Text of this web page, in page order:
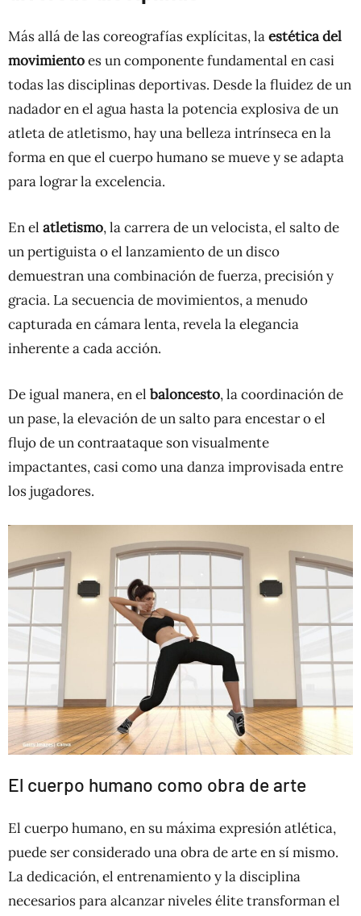
Más allá de las coreografías explícitas, laestética del
movimientoes un componente fundamental en casi
todas las disciplinas deportivas. Desde la fluidez de un
nadador en el agua hasta la potencia explosiva de un
atleta de atletismo, hay una belleza intrínseca en la
forma en que el cuerpo humano se mueve y se adapta
para lograr la excelencia.
En el atletismo, la carrera de un velocista, el salto de
un pertiguista o el lanzamiento de un disco
demuestran una combinación de fuerza, precisión y
gracia. La secuencia de movimientos, a menudo
capturada en cámara lenta, revela la elegancia
inherente a cada acción.
De igual manera, en el baloncesto, la coordinación de
un pase, la elevación de un salto para encestar o el
flujo de un contraataque son visualmente
impactantes, casi como una danza improvisada entre
los jugadores.
El cuerpo humano como obra de arte
El cuerpo humano, en su máxima expresión atlética,
puede ser considerado una obra de arte en sí mismo.
La dedicación, el entrenamiento y la disciplina
necesarios para alcanzar niveles élite transforman el